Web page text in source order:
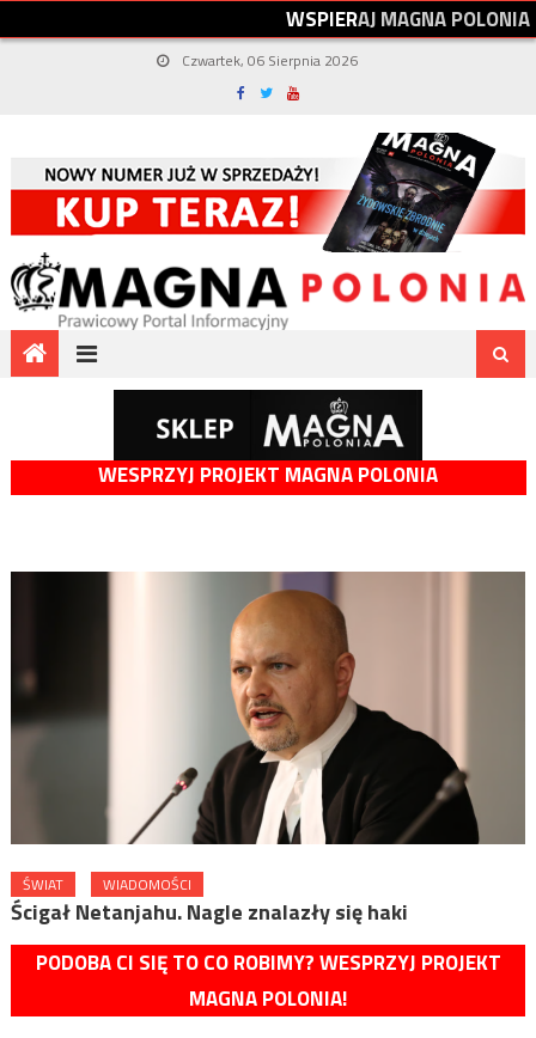
WSPIERAJMAGNAPOLONIA
Czwartek, 06 Sierpnia 2026
WESPRZYJ PROJEKT MAGNA POLONIA
ŚWIAT WIADOMOŚCI
Ścigał Netanjahu. Nagle znalazły się haki
PODOBA CI SIĘ TO CO ROBIMY? WESPRZYJ PROJEKT
MAGNA POLONIA!